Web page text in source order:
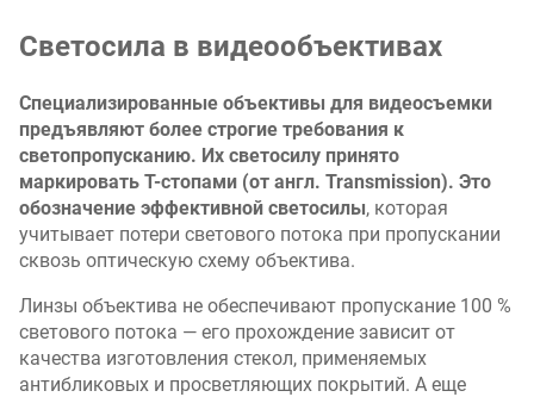
Светосила в видеообъективах
Специализированные объективы для видеосъемки
предъявляют более строгие требования к
светопропусканию. Их светосилу принято
маркировать T-стопами (от англ. Transmission). Это
обозначение эффективной светосилы, которая
учитывает потери светового потока при пропускании
сквозь оптическую схему объектива.
Линзы объектива не обеспечивают пропускание 100 %
светового потока — его прохождение зависит от
качества изготовления стекол, применяемых
антибликовых и просветляющих покрытий. А еще